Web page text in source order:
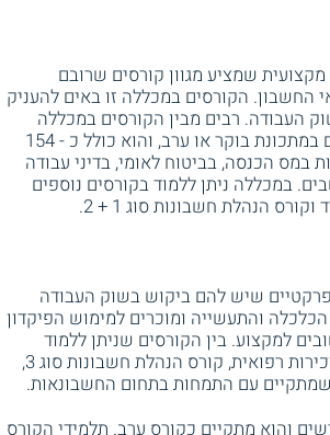
שמציע מגוון קורסים שרובם
החשבון. הקורסים במכללה זו באים להעניק
העבודה. רבים מבין הקורסים במכללה
. קורס חשבי שכר מתקיים במתכונת בוקר או ערב, והוא כולל כ - 154
במס הכנסה, בביטוח לאומי, בדיני עבודה
במכללה ניתן ללמוד בקורסים נוספים
הנהלת חשבונות סוג 1 + 2.
שיש להם ביקוש בשוק העבודה
והתעשייה ומוכרים למימוש הפיקדון
למקצוע. בין הקורסים שניתן ללמוד
במכללה אפשר למצוא קורס הנהלת חשבונות 1 + 2, קורס מזכירות רפואית, קורס הנהלת חשבונות סוג 3,
שמתקיים עם התמחות בתחום החשבונאות.
שכר של מכללת חישובית נפרש על פני כ - 4 חודשים והוא מתקיים כקורס ערב. תלמידי הקורס